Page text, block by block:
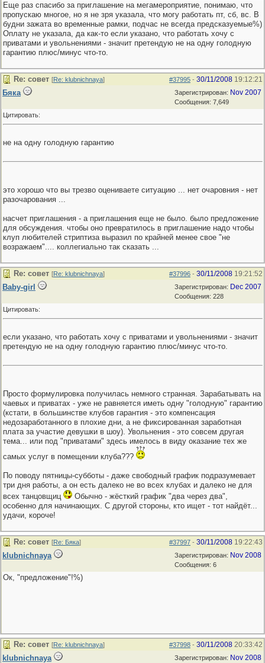
Еще раз спасибо за приглашение на мегамероприятие, понимаю, что
пропускаю многое, но я не зря указала, что могу работать пт, сб, вс. В
будни зажата во временные рамки, подчас не всегда предсказуемые%)
Оплату не указала, да как-то если указано, что работать хочу с
приватами и увольнениями - значит претендую не на одну голодную
гарантию плюс/минус что-то.
#37995 - 30/11/2008 19:12:21
Re: совет [Re: klubnichnaya]
Зарегистрирован: Nov 2007
Сообщения: 7,649
Бяка
Цитировать:
не на одну голодную гарантию
это хорошо что вы трезво оцениваете ситуацию ... нет очаровния - нет
разочарования ...
насчет приглашения - а приглашения еще не было. было предложение
для обсуждения. чтобы оно превратилось в приглашение надо чтобы
клуп любителей стриптиза выразил по крайней менее свое "не
возражаем".... коллегиально так сказать ...
#37996 - 30/11/2008 19:21:52
Re: совет [Re: klubnichnaya]
Зарегистрирован: Dec 2007
Сообщения: 228
Baby-girl
Цитировать:
если указано, что работать хочу с приватами и увольнениями - значит
претендую не на одну голодную гарантию плюс/минус что-то.
Просто формулировка получилась немного странная. Зарабатывать на
чаевых и приватах - уже не равняется иметь одну "голодную" гарантию
(кстати, в большинстве клубов гарантия - это компенсация
недозаработанного в плохие дни, а не фиксированная заработная
плата за участие девушки в шоу). Увольнения - это совсем другая
тема... или под "приватами" здесь имелось в виду оказание тех же
самых услуг в помещении клуба???
По поводу пятницы-субботы - даже свободный график подразумевает
три дня работы, а он есть далеко не во всех клубах и далеко не для
всех танцовщиц
Обычно - жёсткий график "два через два",
особенно для начинающих. С другой стороны, кто ищет - тот найдёт...
удачи, короче!
#37997 - 30/11/2008 19:22:43
Re: совет [Re: Бяка]
Зарегистрирован: Nov 2008
Сообщения: 6
klubnichnaya
Ок, "предложение"!%)
#37998 - 30/11/2008 20:33:42
Re: совет [Re: klubnichnaya]
Зарегистрирован: Nov 2008
klubnichnaya